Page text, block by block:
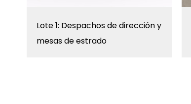
Lote 1: Despachos de dirección y
mesas de estrado